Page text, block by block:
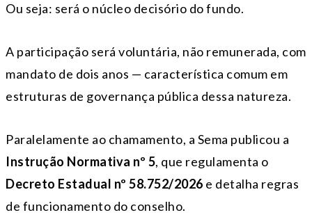
Ou seja: será o núcleo decisório do fundo.
A participação será voluntária, não remunerada, com
mandato de dois anos — característica comum em
estruturas de governança pública dessa natureza.
Paralelamente ao chamamento, a Sema publicou a
Instrução Normativa nº 5, que regulamenta o
Decreto Estadual nº 58.752/2026 e detalha regras
de funcionamento do conselho.